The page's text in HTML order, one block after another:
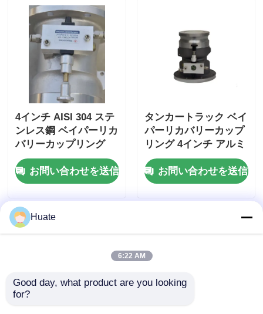
4インチ AISI 304 ステ
ンレス鋼 ベイパーリカ
バリーカップリング
(タンカートラック用)
API準拠ツール、OEM
承認
お問い合わせを送信
タンカートラック ベイ
パーリカバリーカップ
リング 4インチ アルミ
ニウム合金 インターロ
ックバルブ付き 耐久性
漏れ防止
お問い合わせを送信
Huate
6:22 AM
Good day, what product are you looking
for?